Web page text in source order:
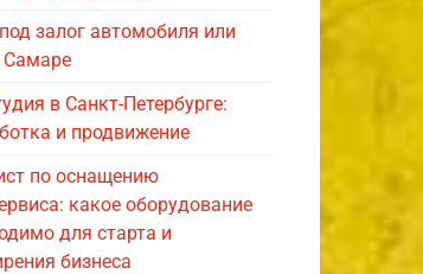
залог автомобиля или
в Санкт-Петербурге:
и продвижение
по оснащению
какое оборудование
для старта и
бизнеса